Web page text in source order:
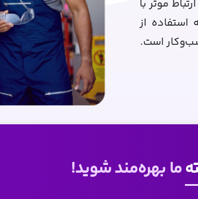
موثر با
از
است.
ما بهره‌مند شوید!